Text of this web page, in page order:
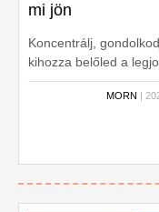
mi jön
Koncentrálj,
kihozza belőled a
MORN |